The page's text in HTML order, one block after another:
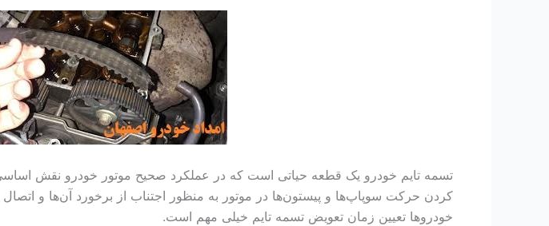
تسمه تایم خودرو یک قطعه حیاتی است که در عملکرد صحیح موتور خودرو نقش
کردن حرکت سوپاپ‌ها و پیستون‌ها در موتور به منظور اجتناب از برخورد آن‌ها و اتصال
خودروها تعیین زمان تعویض تسمه تایم خیلی مهم است.